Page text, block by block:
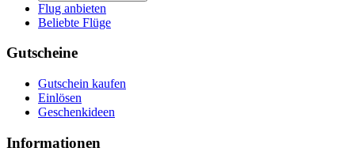
Flug anbieten
Beliebte Flüge
Gutscheine
Gutschein kaufen
Einlösen
Geschenkideen
Informationen